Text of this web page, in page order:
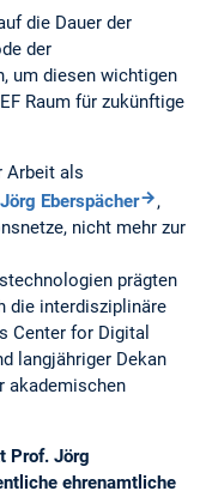
die Dauer der
der
um diesen wichtigen
Raum für zukünftige
Arbeit als
Eberspächer
,
nicht mehr zur
prägten
die interdisziplinäre
Center for Digital
langjähriger Dekan
akademischen
Prof. Jörg
ehrenamtliche